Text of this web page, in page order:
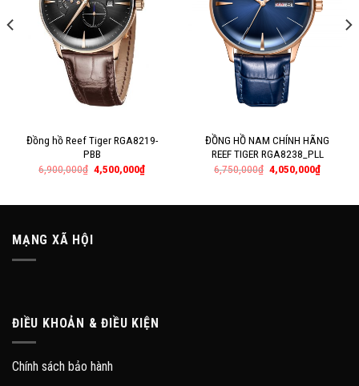
Đồng hồ Reef Tiger RGA8219-
PBB
6,900,000₫ 4,500,000₫
ĐỒNG HỒ NAM CHÍNH HÃNG
REEF TIGER RGA8238_PLL
6,750,000₫ 4,050,000₫
MẠNG XÃ HỘI
ĐIỀU KHOẢN & ĐIỀU KIỆN
Chính sách bảo hành